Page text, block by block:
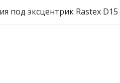
под эксцентрик Rastex